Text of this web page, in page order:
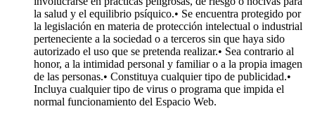
la salud y el equilibrio psíquico.• Se encuentra protegido por
la legislación en materia de protección intelectual o industrial
perteneciente a la sociedad o a terceros sin que haya sido
autorizado el uso que se pretenda realizar.• Sea contrario al
honor, a la intimidad personal y familiar o a la propia imagen
de las personas.• Constituya cualquier tipo de publicidad.•
Incluya cualquier tipo de virus o programa que impida el
normal funcionamiento del Espacio Web.